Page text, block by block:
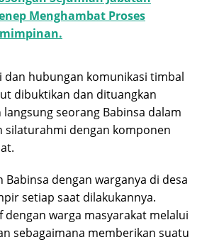
Menghambat Proses
dan hubungan komunikasi timbal
dibuktikan dan dituangkan
seorang Babinsa dalam
silaturahmi dengan komponen
dengan warganya di desa
setiap saat dilakukannya.
warga masyarakat melalui
sebagaimana memberikan suatu